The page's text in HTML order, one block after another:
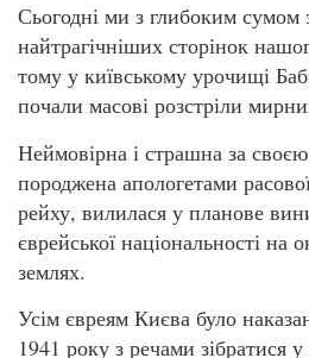
Сьогодні ми з глибоким сумом
найтрагічніших сторінок
тому у київському урочищі
почали масові розстріли
Неймовірна і страшна за
породжена апологетами
рейху, вилилася у планове
єврейської національності на
землях.
Усім євреям Києва було
1941 року з речами зібратися